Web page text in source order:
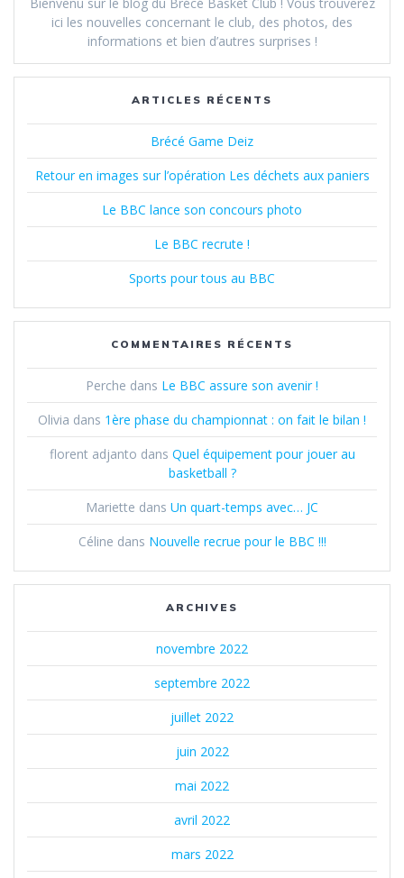
ici les nouvelles concernant le club, des photos, des
informations et bien d’autres surprises !
ARTICLES RÉCENTS
Brécé Game Deiz
Retour en images sur l’opération Les déchets aux paniers
Le BBC lance son concours photo
Le BBC recrute !
Sports pour tous au BBC
COMMENTAIRES RÉCENTS
Perche dans Le BBC assure son avenir !
Olivia dans 1ère phase du championnat : on fait le bilan !
florent adjanto dans Quel équipement pour jouer au
basketball ?
Mariette dans Un quart-temps avec… JC
Céline dans Nouvelle recrue pour le BBC !!!
ARCHIVES
novembre 2022
septembre 2022
juillet 2022
juin 2022
mai 2022
avril 2022
mars 2022